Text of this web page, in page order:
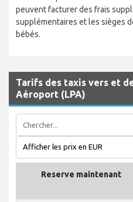
peuvent facturer des frais
supplémentaires et les sièges
bébés.
Tarifs des taxis vers et
Aéroport (LPA)
Reserve maintenant